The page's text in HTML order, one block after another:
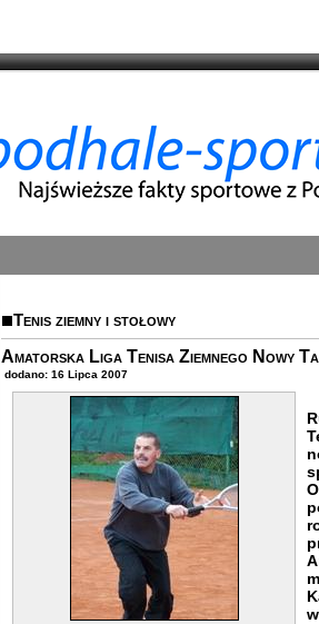
Tenis ziemny i stołowy
Amatorska Liga Tenisa Ziemnego Nowy
dodano: 16 Lipca 2007